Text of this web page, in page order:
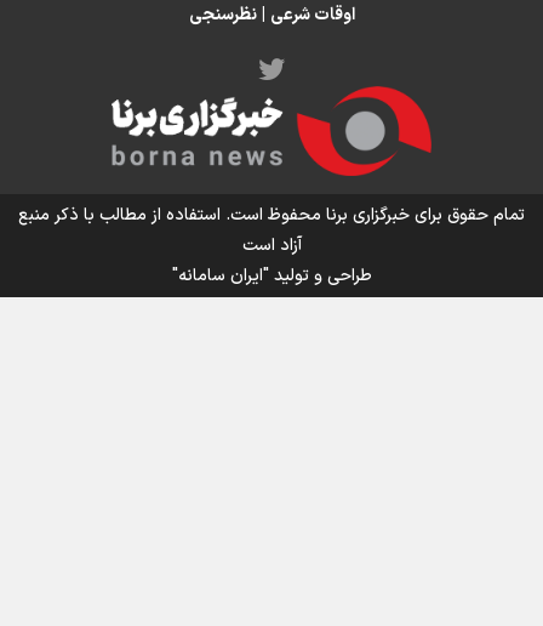
اینفو برنا/ میزان مالیات بر ارزش افزوده چقدر است؟
اوقات شرعی | نظرسنجی
تمام حقوق برای خبرگزاری برنا محفوظ است. استفاده از مطالب با ذکر منبع
آزاد است
طراحی و تولید"ایران سامانه"